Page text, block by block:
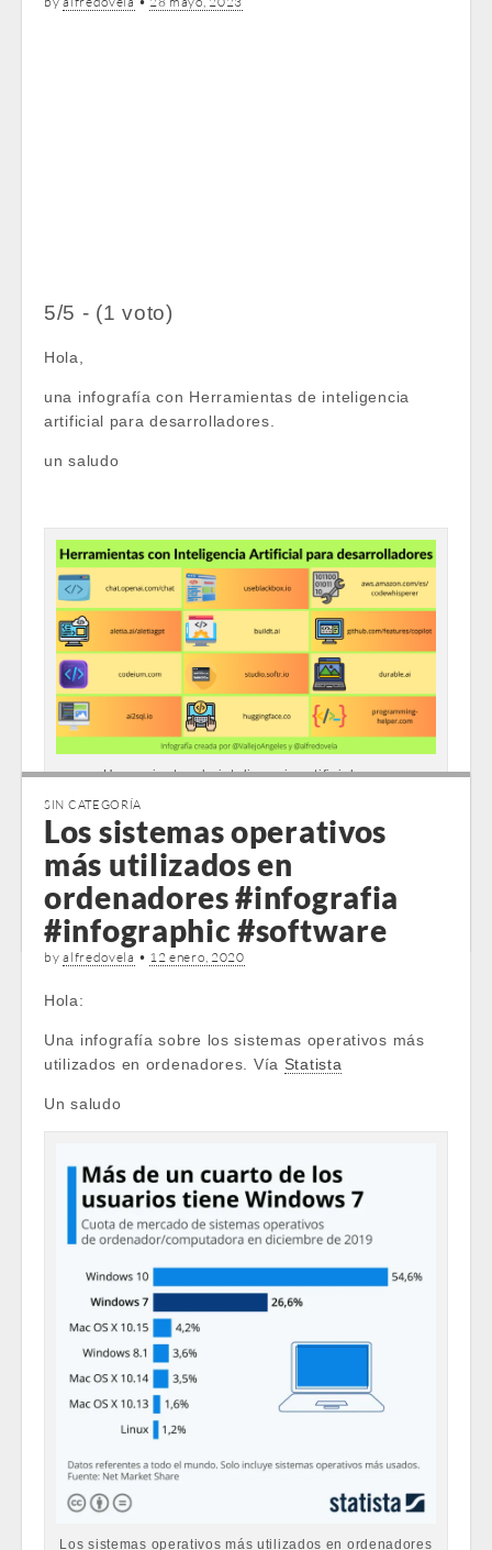
5/5 - (1 voto)
Hola,
una infografía con Herramientas de inteligencia
artificial para desarrolladores.
un saludo
Herramientas de inteligencia artificial para
The post
Herramientas de inteligencia artificial para
desarrolladores #infografia #ai #inteligenciaartificial
#softwareappeared first on TICs y…
SIN CATEGORÍA
Los sistemas operativos
más utilizados en
ordenadores #infografia
#infographic #software
byalfredovela • 12 enero, 2020
Hola:
Una infografía sobre los sistemas operativos más
utilizados en ordenadores. Vía Statista
Un saludo
Los sistemas operativos más utilizados en ordenadores